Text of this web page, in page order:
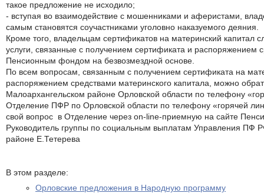
такое предложение не исходило;
- вступая во взаимодействие с мошенниками и аферистами,
самым становятся соучастниками уголовно наказуемого деяния.
Кроме того, владельцам сертификатов на материнский капитал
услуги, связанные с получением сертификата и распоряжением
Пенсионным фондом на безвозмездной основе.
По всем вопросам, связанным с получением сертификата на
распоряжением средствами материнского капитала, можно
Малоархангельском районе Орловской области по телефону
Отделение ПФР по Орловской области по телефону «горячей
свой вопрос в Отделение через on-line-приемную на сайте
Руководитель группы по социальным выплатам Управления ПФ
районе Е.Тетерева
В этом разделе:
Орловские предложения в Народную программу